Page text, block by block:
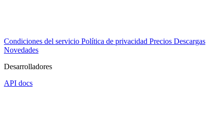
Condiciones del servicio Política de privacidad Precios Descargas
Novedades
Desarrolladores
API docs